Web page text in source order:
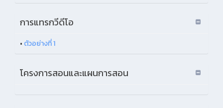
การแทรกวีดีโอ
• ตัวอย่างที่ 1
โครงการสอนและแผนการสอน